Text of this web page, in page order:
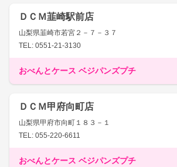
ＤＣＭ韮崎駅前店
山梨県韮崎市若宮２－７－３７
TEL: 0551-21-3130
おべんとケース ベジパンズプチ
ＤＣＭ甲府向町店
山梨県甲府市向町１８３－１
TEL: 055-220-6611
おべんとケース ベジパンズプチ